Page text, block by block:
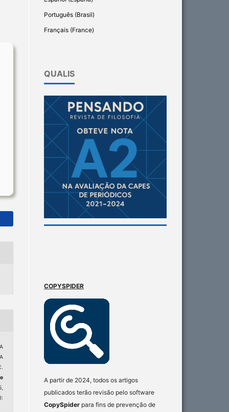
Português (Brasil)
Français (France)
QUALIS
COPYSPIDER
A partir de 2024, todos os artigos
publicados terão revisão pelo software
CopySpider para fins de prevenção de